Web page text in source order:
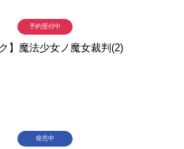
ク】魔法少女ノ魔女裁判(2)
予約受付中
発売中